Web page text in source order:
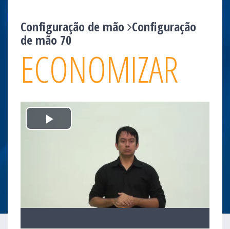
Configuração de mão Configuração
de mão 70
ECONOMIZAR
Play